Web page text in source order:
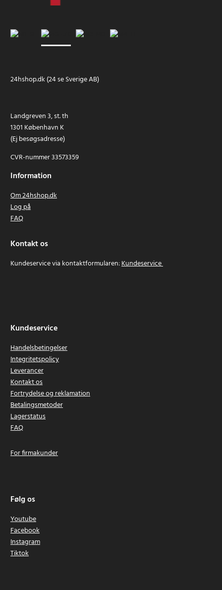
24hshop.dk (24 se Sverige AB)
Landgreven 3, st. th
1301 København K
(Ej besøgsadresse)
CVR-nummer 33573359
Information
Om 24hshop.dk
Log på
FAQ
Kontakt os
Kundeservice via kontaktformularen:Kundeservice
Kundeservice
Handelsbetingelser
Integritetspolicy
Leverancer
Kontakt os
Fortrydelse og reklamation
Betalingsmetoder
Lagerstatus
FAQ
For firmakunder
Følg os
Youtube
Facebook
Instagram
Tiktok